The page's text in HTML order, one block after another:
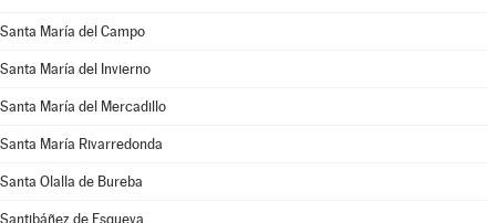
Santa María del Campo
Santa María del Invierno
Santa María del Mercadillo
Santa María Rivarredonda
Santa Olalla de Bureba
Santibáñez de Esgueva